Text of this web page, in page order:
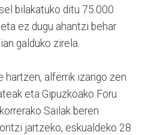
bilakatuko ditu 75.000
ez dugu ahantzi behar
galduko zirela.
hartzen, alferrik izango zen
eta Gipuzkoako Foru
Sailak beren
jartzeko, eskualdeko 28